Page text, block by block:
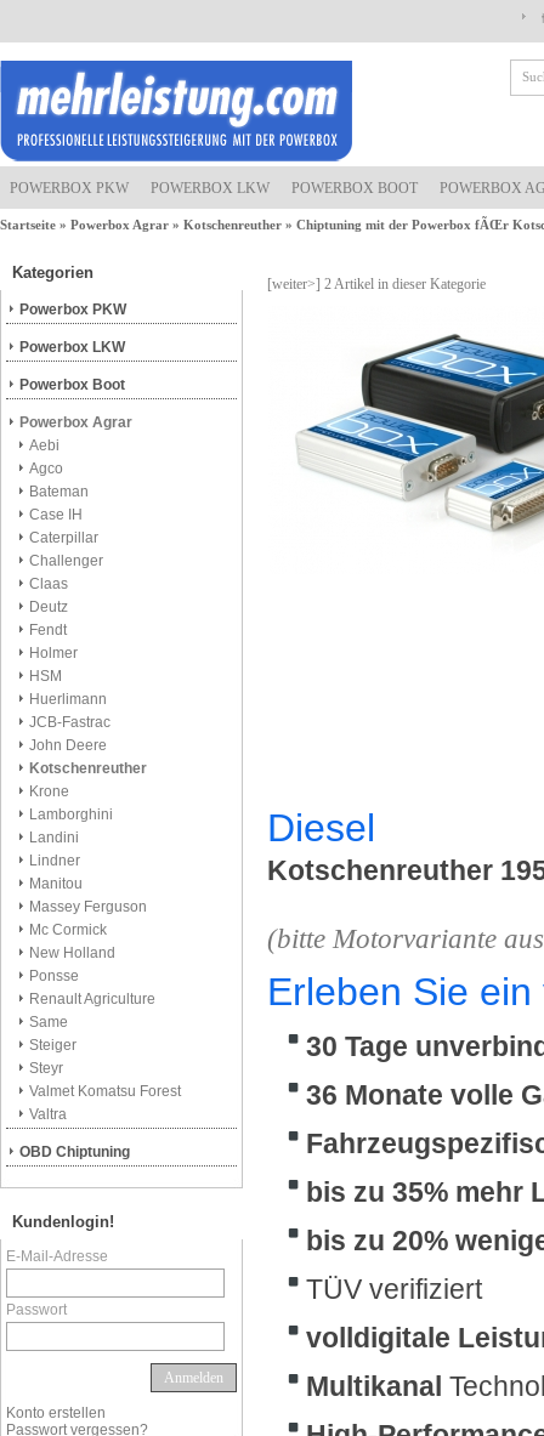
POWERBOX PKW POWERBOX LKW POWERBOX BOOT POWERBOX
Startseite » Powerbox Agrar » Kotschenreuther » Chiptuning mit der Powerbox fÃŒr
[weiter>] 2Artikel in dieser Kategorie
Diesel
Kotschenreuther
(bitte Motorvariante
Erleben Sie
30 Tage
36 Monate volle
bis zu 35% mehr
bis zu 20%
TÜV verifiziert
volldigitale
Multikanal
Kategorien
Powerbox PKW
Powerbox LKW
Powerbox Boot
Powerbox Agrar
Aebi
Agco
Bateman
Case IH
Caterpillar
Challenger
Claas
Deutz
Fendt
Holmer
HSM
Huerlimann
JCB-Fastrac
John Deere
Kotschenreuther
Krone
Lamborghini
Landini
Lindner
Manitou
Massey Ferguson
Mc Cormick
New Holland
Ponsse
Renault Agriculture
Same
Steiger
Steyr
Valmet Komatsu Forest
Valtra
OBD Chiptuning
Kundenlogin!
E-Mail-Adresse
Passwort
Anmelden
Konto erstellen
Passwort vergessen?